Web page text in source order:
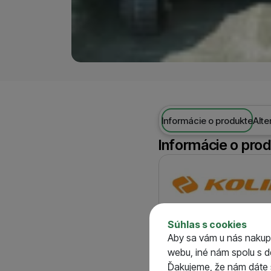
Súhlas s cookies
Aby sa vám u nás
webu, iné nám spolu s
Ďakujeme, že nám
Informácie o produkte
Informácie o
Výrobca
Prepravné kolieska pre
Kolieska sa montujú na